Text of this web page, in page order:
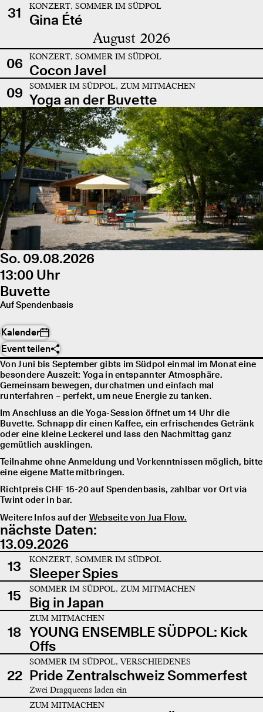
31
KONZERT, SOMMER IM SÜDPOL
Gina Été
August 2026
06 KONZERT, SOMMER IM SÜDPOL
Cocon Javel
09
SOMMER IM SÜDPOL, ZUM MITMACHEN
Yoga an der Buvette
So. 09.08.2026
13:00 Uhr
Buvette
Auf Spendenbasis
Kalender
Event teilen
Von Juni bis September gibts im Südpol einmal im Monat eine
besondere Auszeit: Yoga in entspannter Atmosphäre.
Gemeinsam bewegen, durchatmen und einfach mal
runterfahren – perfekt, um neue Energie zu tanken.
Im Anschluss an die Yoga-Session öffnet um 14 Uhr die
Buvette. Schnapp dir einen Kaffee, ein erfrischendes Getränk
oder eine kleine Leckerei und lass den Nachmittag ganz
gemütlich ausklingen.
Teilnahme ohne Anmeldung und Vorkenntnissen möglich, bitte
eine eigene Matte mitbringen.
Richtpreis CHF 15-20 auf Spendenbasis, zahlbar vor Ort via
Twint oder in bar.
Weitere Infos auf der Webseite von Jua Flow.
nächste Daten:
13.09.2026
13
KONZERT, SOMMER IM SÜDPOL
Sleeper Spies
15
SOMMER IM SÜDPOL, ZUM MITMACHEN
Big in Japan
18
ZUM MITMACHEN
YOUNG ENSEMBLE SÜDPOL: Kick
Offs
22
SOMMER IM SÜDPOL, VERSCHIEDENES
Pride Zentralschweiz Sommerfest
Zwei Dragqueens laden ein
ZUM MITMACHEN